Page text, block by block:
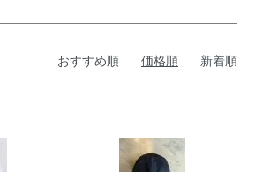
おすすめ順 価格順 新着順